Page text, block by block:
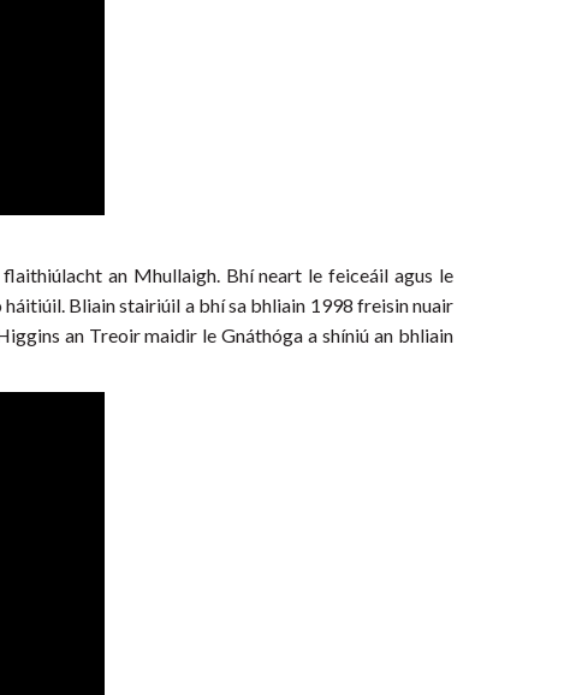
an Mhullaigh. Bhí neart le feiceáil agus le
háitiúil. Bliain stairiúil a bhí sa bhliain 1998 freisin nuair
an Treoir maidir le Gnáthóga a shíniú an bhliain